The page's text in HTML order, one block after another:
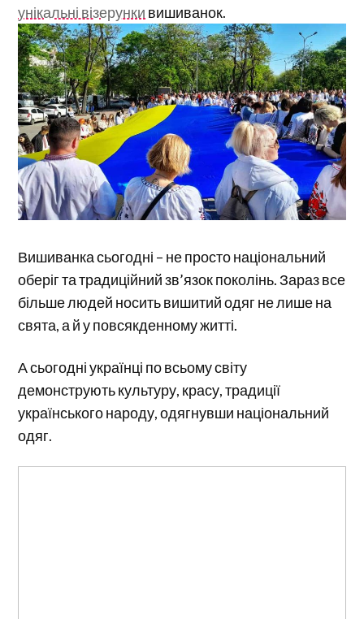
унікальні візерунки вишиванок.
Вишиванка сьогодні – не просто національний
оберіг та традиційний зв’язок поколінь. Зараз все
більше людей носить вишитий одяг не лише на
свята, а й у повсякденному житті.
А сьогодні українці по всьому світу
демонструють культуру, красу, традиції
українського народу, одягнувши національний
одяг.